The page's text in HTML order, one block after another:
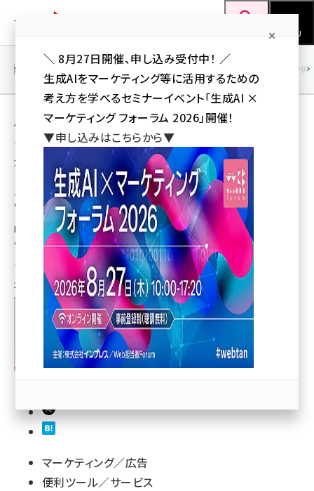
ン
MENU
seo (3528)
ai (2811)
youtube (2439)
note (2315)
セミナー (2308)
z世代 (1623)
meo (1277)
llmo (1166)
SEO アクセス解析／データ分析
用語「Googleアナリティクス4」 が使われてい
る記事の一覧
全 2 記事中 1 ～ 2 を表示中
メグリのアプリプラットフォーム「MGRe」が
Googleアナリティクス4に標準対応
MGReの独自収集計測イベントを「Firebase SDK」を介して「Firebase
Analytics」に送信
小島昇（Web担編集部）
2022年8月26日 7:03
マーケティング／広告
便利ツール／サービス
＼ 8月27日開催、申し込み受付中！ ／
生成AIをマーケティング等に活用するための
考え方を学べるセミナーイベント「生成AI ×
マーケティング フォーラム 2026」開催！
▼申し込みはこちらから▼